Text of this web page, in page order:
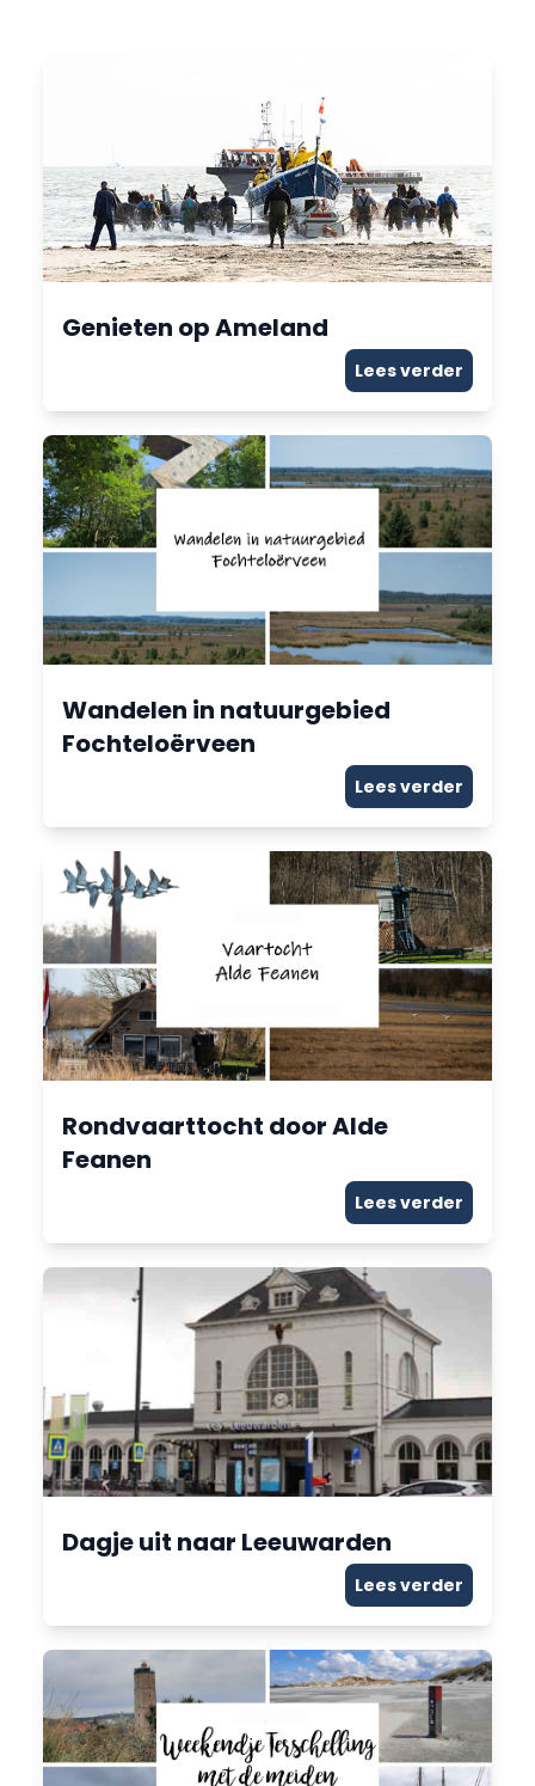
Genieten op Ameland
Lees verder
Wandelen in natuurgebied
Fochteloërveen
Lees verder
Rondvaarttocht door Alde
Feanen
Lees verder
Dagje uit naar Leeuwarden
Lees verder